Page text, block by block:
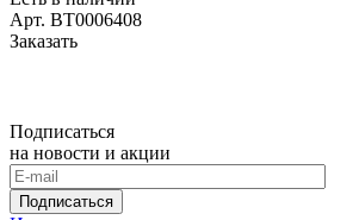
Арт. BT0006408
Заказать
Подписаться
на новости и акции
Подписаться